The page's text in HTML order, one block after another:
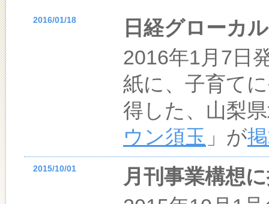
2016/01/18
日経グローカ
2016年1月7日
紙に、子育て
得した、山梨
ウン須玉 」が
2015/10/01
月刊事業構想